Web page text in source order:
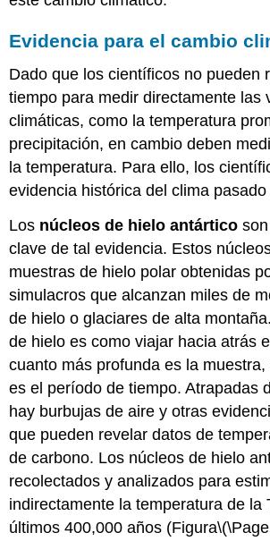
Evidencia para el cambio
Dado que los científicos no pueden
tiempo para medir directamente las
climáticas, como la temperatura
precipitación, en cambio deben
la temperatura. Para ello, los
evidencia histórica del clima
Los núcleos de hielo antártico
clave de tal evidencia. Estos
muestras de hielo polar obtenidas
simulacros que alcanzan miles de
de hielo o glaciares de alta
de hielo es como viajar hacia atrás
cuanto más profunda es la
es el período de tiempo. Atrapadas
hay burbujas de aire y otras
que pueden revelar datos de
de carbono. Los núcleos de hielo
recolectados y analizados para
indirectamente la temperatura de la
últimos 400,000 años (Figura